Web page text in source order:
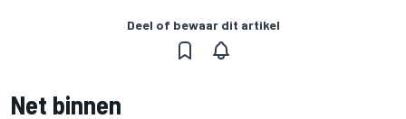
Deel of bewaar dit artikel
Net binnen